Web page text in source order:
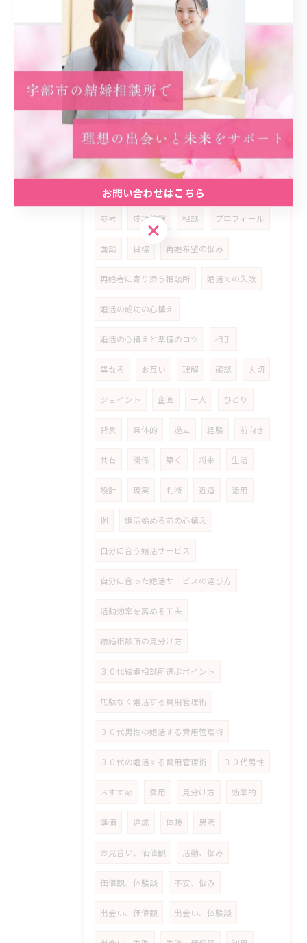
乗り超える 経済 安定
コミュニティ 実践 計画
アピール 学ぶ
見極める 相手選び 失敗体験
ポイント 家族 価値観 安心
活動 関係性 条件
参考 成功体験 相談 プロフィール
面談 目標 再婚希望の悩み
再婚者に寄り添う相談所 婚活での失敗
婚活の成功の心構え
婚活の心構えと準備のコツ 相手
異なる お互い 理解 確認 大切
ジョイント 企画 一人 ひとり
背景 具体的 過去 経験 前向き
共有 関係 築く 将来 生活
設計 現実 判断 近道 活用
例 婚活始める前の心構え
自分に合う婚活サービス
自分に合った婚活サービスの選び方
活動効率を高める工夫
結婚相談所の見分け方
３０代結婚相談所選ぶポイント
無駄なく婚活する費用管理術
３０代男性の婚活する費用管理術
３０代の婚活する費用管理術 ３０代男性
おすすめ 費用 見分け方 効率的
準備 達成 体験 思考
お見合い、価値観 活動、悩み
価値観、体験談 不安、悩み
出会い、価値観 出会い、体験談
お問い合わせはこちら
お問い合わせはこちら